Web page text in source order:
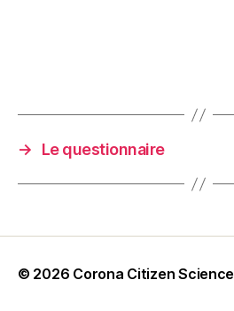
→ Le questionnaire
© 2026 Corona Citizen Science